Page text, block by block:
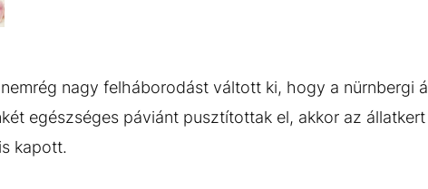
nagy felháborodást váltott ki, hogy a nürnbergi
egészséges páviánt pusztítottak el, akkor az
kapott.